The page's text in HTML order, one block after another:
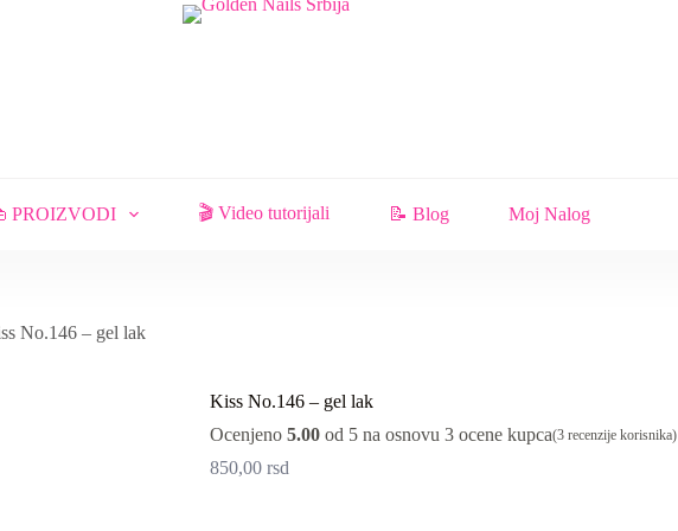
PROIZVODI 🎬 Video tutorijali 📝 Blog Moj Nalog
No.146 – gel lak
Kiss No.146 – gel lak
Ocenjeno 5.00od 5 na osnovu 3ocene kupca(3recenzije korisnika)
850,00 rsd